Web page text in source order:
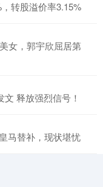
转股溢价率3.15%
女，郭宇欣屈居第
文 释放强烈信号！
马替补，现状堪忧